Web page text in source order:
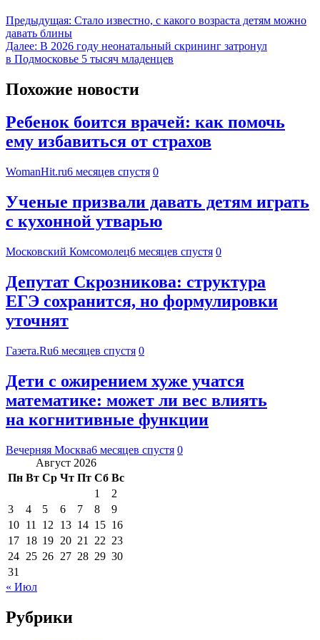
Предыдущая: Стало известно, с какого возраста детям можно
давать блины
Далее: В 2026 году неонатальный скрининг затронул
в Подмосковье 5 тысяч младенцев
Похожие новости
Ребенок боится врачей: как помочь
ему избавиться от страхов
WomanHit.ru6 месяцев спустя 0
Ученые призвали давать детям играть
с кухонной утварью
Московский Комсомолец6 месяцев спустя 0
Депутат Скрозникова: структура
ЕГЭ сохранится, но формулировки
уточнят
Газета.Ru6 месяцев спустя 0
Дети с ожирением хуже учатся
математике: может ли вес влиять
на когнитивные функции
Вечерняя Москва6 месяцев спустя 0
Август 2026
Пн Вт Ср Чт Пт Сб Вс
1
2
3
4 5 6 7 8
9
10 11 12 13 14 15 16
17 18 19 20 21 22 23
24 25 26 27 28 29 30
31
« Июл
Рубрики